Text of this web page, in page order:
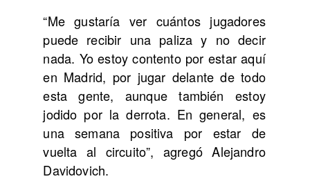
“Me gustaría ver cuántos jugadores
puede recibir una paliza y no decir
nada. Yo estoy contento por estar aquí
en Madrid, por jugar delante de todo
esta gente, aunque también estoy
jodido por la derrota. En general, es
una semana positiva por estar de
vuelta al circuito”, agregó Alejandro
Davidovich.